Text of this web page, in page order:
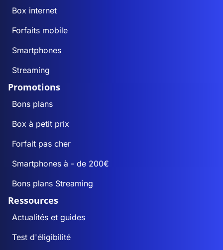
Box internet
Forfaits mobile
Smartphones
Streaming
Promotions
Bons plans
Box à petit prix
Forfait pas cher
Smartphones à - de 200€
Bons plans Streaming
Ressources
Actualités et guides
Test d'éligibilité